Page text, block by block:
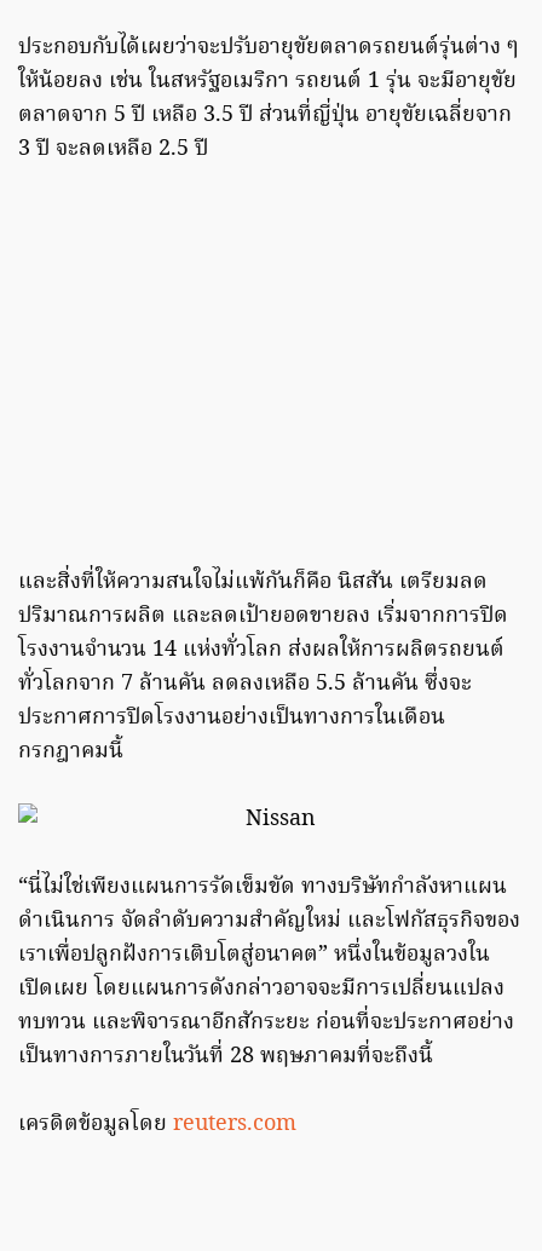
ประกอบกับได้เผยว่าจะปรับอายุขัยตลาดรถยนต์รุ่นต่าง ๆ
ให้น้อยลง เช่น ในสหรัฐอเมริกา รถยนต์ 1 รุ่น จะมีอายุขัย
ตลาดจาก 5 ปี เหลือ 3.5 ปี ส่วนที่ญี่ปุ่น อายุขัยเฉลี่ยจาก
3 ปี จะลดเหลือ 2.5 ปี
และสิ่งที่ให้ความสนใจไม่แพ้กันก็คือ นิสสัน เตรียมลด
ปริมาณการผลิต และลดเป้ายอดขายลง เริ่มจากการปิด
โรงงานจำนวน 14 แห่งทั่วโลก ส่งผลให้การผลิตรถยนต์
ทั่วโลกจาก 7 ล้านคัน ลดลงเหลือ 5.5 ล้านคัน ซึ่งจะ
ประกาศการปิดโรงงานอย่างเป็นทางการในเดือน
กรกฎาคมนี้
“นี่ไม่ใช่เพียงแผนการรัดเข็มขัด ทางบริษัทกำลังหาแผน
ดำเนินการ จัดลำดับความสำคัญใหม่ และโฟกัสธุรกิจของ
เราเพื่อปลูกฝังการเติบโตสู่อนาคต” หนึ่งในข้อมูลวงใน
เปิดเผย โดยแผนการดังกล่าวอาจจะมีการเปลี่ยนแปลง
ทบทวน และพิจารณาอีกสักระยะ ก่อนที่จะประกาศอย่าง
เป็นทางการภายในวันที่ 28 พฤษภาคมที่จะถึงนี้
เครดิตข้อมูลโดย reuters.com